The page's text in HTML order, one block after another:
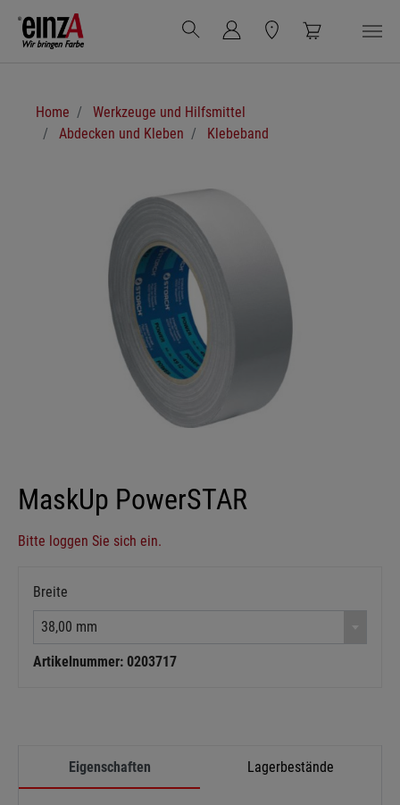
Zum Hauptinhalt springen
Home
Werkzeuge und Hilfsmittel
Abdecken und Kleben
Klebeband
MaskUp PowerSTAR
Bitte loggen Sie sich ein.
Breite
38,00 mm
Artikelnummer: 0203717
Eigenschaften Lagerbestände